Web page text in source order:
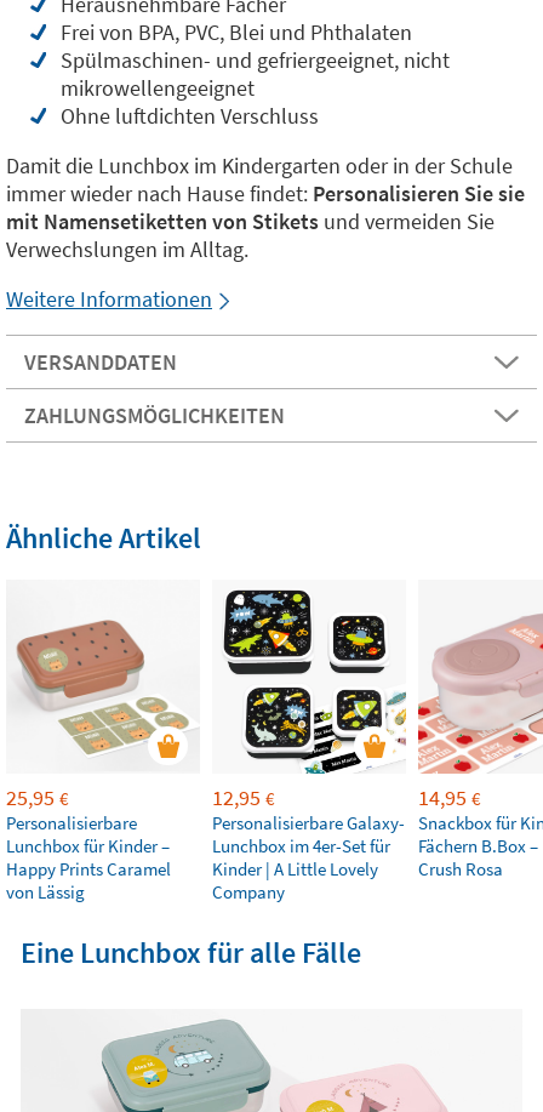
Frei von BPA, PVC, Blei und Phthalaten
Spülmaschinen- und gefriergeeignet, nicht
mikrowellengeeignet
Ohne luftdichten Verschluss
Damit die Lunchbox im Kindergarten oder in der Schule
immer wieder nach Hause findet: Personalisieren Sie sie
mit Namensetiketten von Stikets und vermeiden Sie
Verwechslungen im Alltag.
Weitere Informationen
VERSANDDATEN
ZAHLUNGSMÖGLICHKEITEN
Ähnliche Artikel
25,95 €
Personalisierbare
Lunchbox für Kinder –
Happy Prints Caramel
von Lässig
12,95 €
Personalisierbare Galaxy-
Lunchbox im 4er-Set für
Kinder | A Little Lovely
Company
14,95 €
Snackbox für
Fächern B.Box
Crush Rosa
Eine Lunchbox für alle Fälle